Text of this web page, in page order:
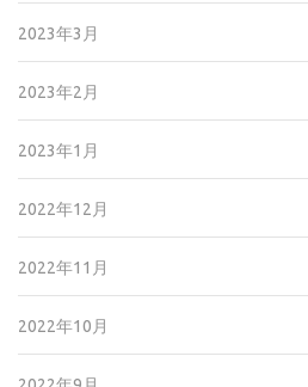
2023年3月
2023年2月
2023年1月
2022年12月
2022年11月
2022年10月